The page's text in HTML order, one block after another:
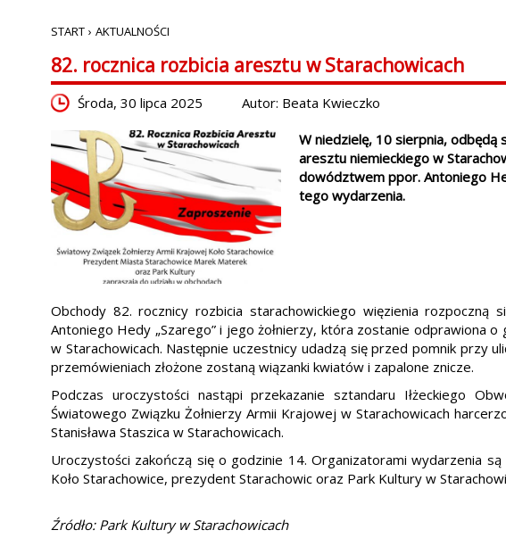
START › AKTUALNOŚCI
82. rocznica rozbicia aresztu w Starachowicach
Środa, 30 lipca 2025 Autor: Beata Kwieczko
W niedzielę, 10 sierpnia, odbędą
aresztu niemieckiego w
dowództwem ppor. Antoniego
tego wydarzenia.
Obchody 82. rocznicy rozbicia starachowickiego więzienia
Antoniego Hedy „Szarego” i jego żołnierzy, która zostanie odprawiona
w Starachowicach. Następnie uczestnicy udadzą się przed pomnik przy
przemówieniach złożone zostaną wiązanki kwiatów i zapalone znicze.
Podczas uroczystości nastąpi przekazanie sztandaru Iłżeckiego
Światowego Związku Żołnierzy Armii Krajowej w Starachowicach
Stanisława Staszica w Starachowicach.
Uroczystości zakończą się o godzinie 14. Organizatorami wydarzenia
Koło Starachowice, prezydent Starachowic oraz Park Kultury w
Źródło: Park Kultury w Starachowicach